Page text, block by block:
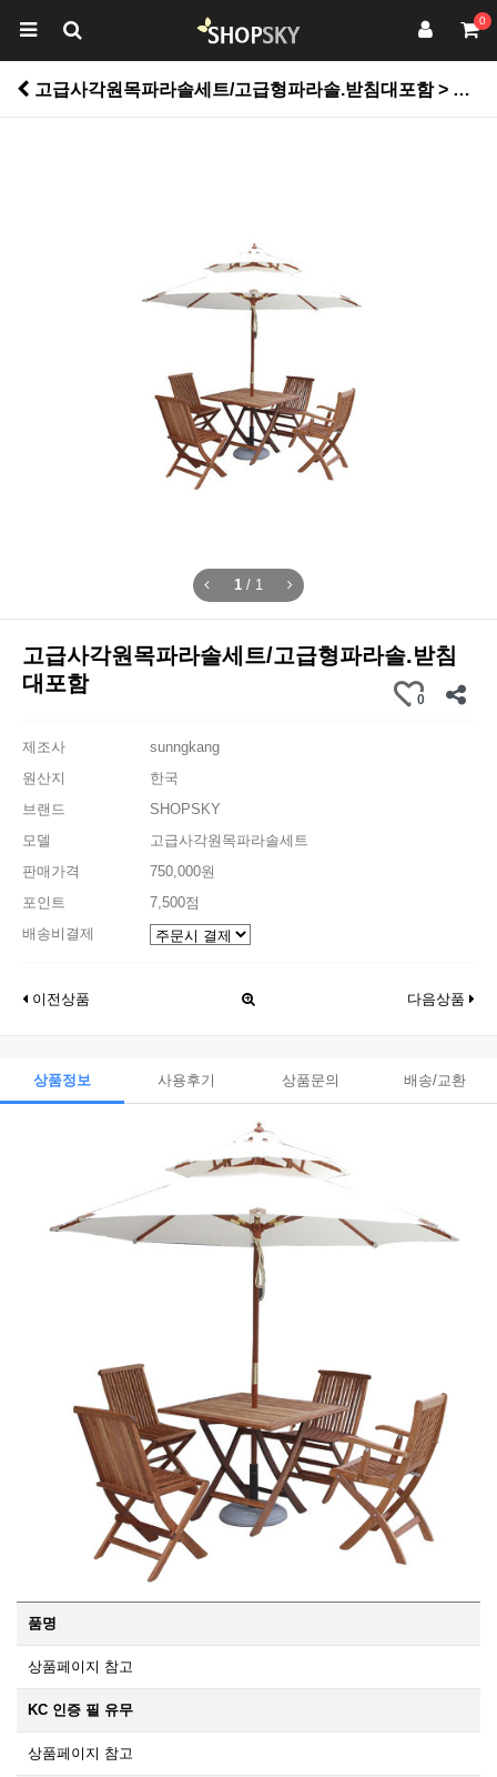
0
고급사각원목파라솔세트/고급형파라솔.받침대포함 > 펜션용품
1 / 1
고급사각원목파라솔세트/고급형파라솔.받침
대포함
0
제조사
sunngkang
원산지
한국
브랜드
SHOPSKY
모델
고급사각원목파라솔세트
판매가격
750,000원
포인트
7,500점
배송비결제
이전상품 다음상품
상품정보 사용후기 상품문의 배송/교환
품명
상품페이지 참고
KC 인증 필 유무
상품페이지 참고